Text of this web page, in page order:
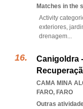
Matches in the
Activity
exteriores,
drenagem...
Canigoldra
CAMA MINA
FARO, FARO
Outras